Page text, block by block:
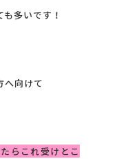
多いです！
へ向けて
らこれ受けとこ